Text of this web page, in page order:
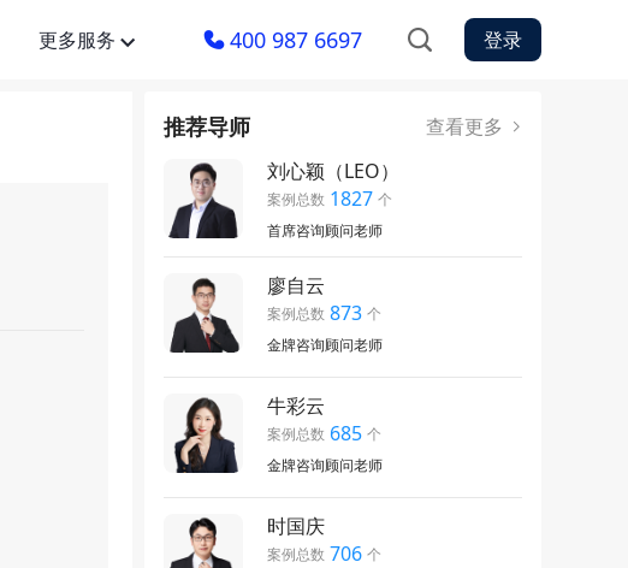
更多服务 400 987 6697 登录
推荐导师
查看更多
刘心颖（LEO）
案例总数 1827 个
首席咨询顾问老师
廖自云
案例总数 873 个
金牌咨询顾问老师
牛彩云
案例总数 685 个
金牌咨询顾问老师
时国庆
案例总数 706 个